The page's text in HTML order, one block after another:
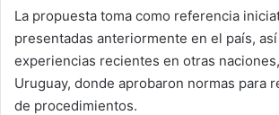
La propuesta toma como referencia
presentadas anteriormente en el país,
experiencias recientes en otras
Uruguay, donde aprobaron normas para
de procedimientos.